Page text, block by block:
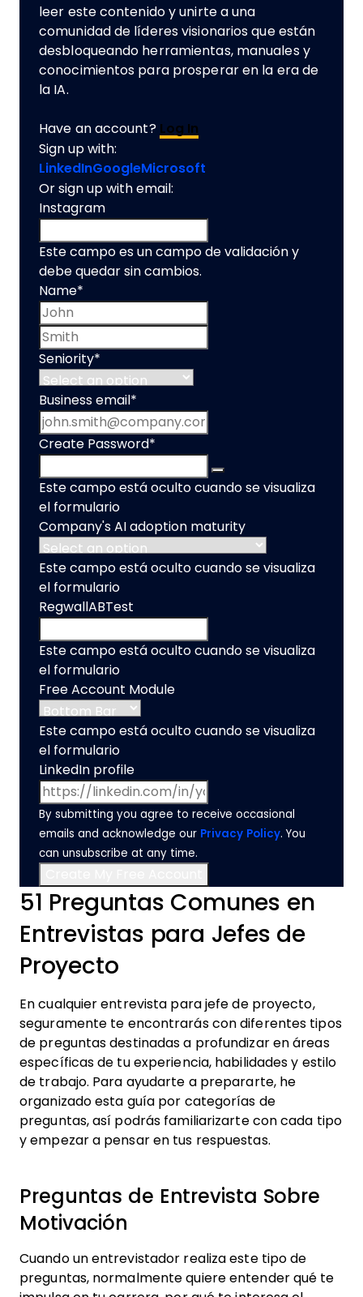
leer este contenido y unirte a una
comunidad de líderes visionarios que están
desbloqueando herramientas, manuales y
conocimientos para prosperar en la era de
la IA.
Have an account? Log In
Sign up with:
LinkedInGoogleMicrosoft
Or sign up with email:
Instagram
Este campo es un campo de validación y
debe quedar sin cambios.
Name*
Seniority*
Business email *
Create Password*
Este campo está oculto cuando se visualiza
el formulario
Company's AI adoption maturity
Este campo está oculto cuando se visualiza
el formulario
RegwallABTest
Este campo está oculto cuando se visualiza
el formulario
Free Account Module
Este campo está oculto cuando se visualiza
el formulario
LinkedIn profile
By submitting you agree to receive occasional
emails and acknowledge our Privacy Policy. You
can unsubscribe at any time.
51 Preguntas Comunes en
Entrevistas para Jefes de
Proyecto
En cualquier entrevista para jefe de proyecto,
seguramente te encontrarás con diferentes tipos
de preguntas destinadas a profundizar en áreas
específicas de tu experiencia, habilidades y estilo
de trabajo. Para ayudarte a prepararte, he
organizado esta guía por categorías de
preguntas, así podrás familiarizarte con cada tipo
y empezar a pensar en tus respuestas.
Preguntas de Entrevista Sobre
Motivación
Cuando un entrevistador realiza este tipo de
preguntas, normalmente quiere entender qué te